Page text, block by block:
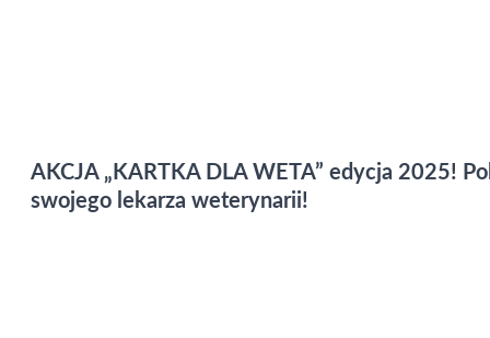
AKCJA „KARTKA DLA WETA” edycja 2025!
swojego lekarza weterynarii!